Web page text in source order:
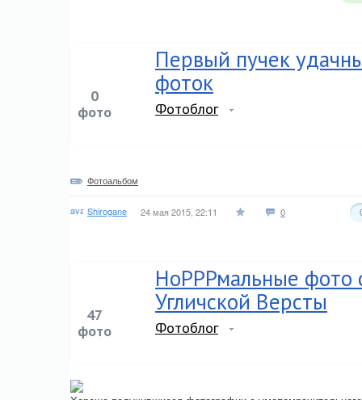
0
фото
Первый пучек
фоток
Фотоблог
Фотоальбом
Shirogane 24 мая 2015, 22:11 0
47
фото
НоРРРмальные фото
Угличской Версты
Фотоблог